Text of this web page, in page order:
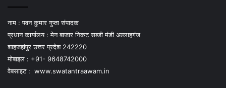
नाम : पवन कुमार गुप्ता संपादक
प्रधान कार्यालय : मेन बाजार निकट सब्जी मंडी अल्लाहगंज
शाहजहांपुर उत्तर प्रदेश 242220
मोबाइल : +91- 9648742000
वेबसाइट : www.swatantraawam.in